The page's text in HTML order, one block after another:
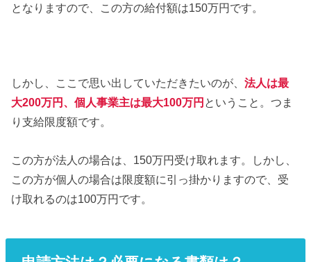
となりますので、この方の給付額は150万円です。
しかし、ここで思い出していただきたいのが、法人は最
大200万円、個人事業主は最大100万円 ということ。つま
り支給限度額です。
この方が法人の場合は、150万円受け取れます。しかし、
この方が個人の場合は限度額に引っ掛かりますので、受
け取れるのは100万円です。